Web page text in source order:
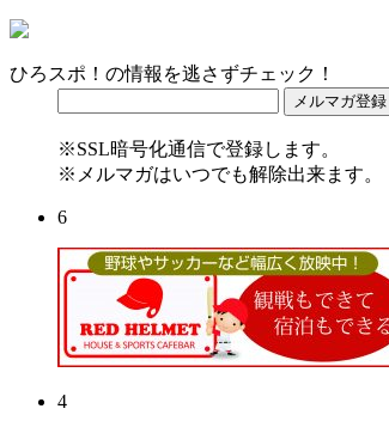
ひろスポ！の情報を逃さずチェック！
※SSL暗号化通信で登録します。
※メルマガはいつでも解除出来ます。
6
4